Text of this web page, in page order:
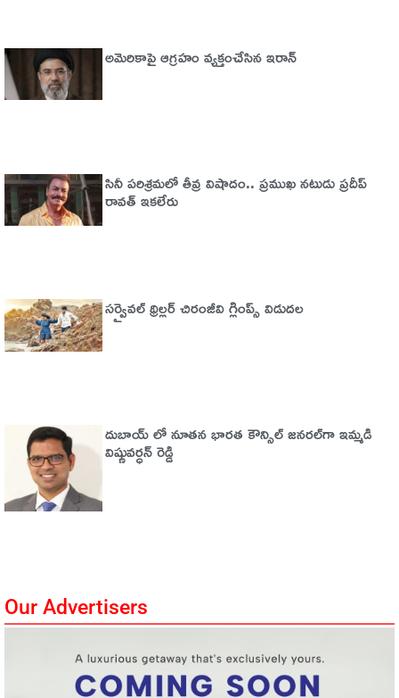
అమెరికాపై ఆగ్ర‌హం వ్య‌క్తంచేసిన ఇరాన్
సినీ పరిశ్రమలో తీవ్ర విషాదం.. ప్రముఖ నటుడు ప్రదీప్
రావత్ ఇకలేరు
సర్వైవల్‌ థ్రిల్లర్‌ చిరంజీవి గ్లింప్స్‌ విడుదల
దుబాయ్ లో నూతన భారత కౌన్సిల్ జనరల్‌గా ఇమ్మడి
విష్ణువర్ధన్ రెడ్డి
Our Advertisers